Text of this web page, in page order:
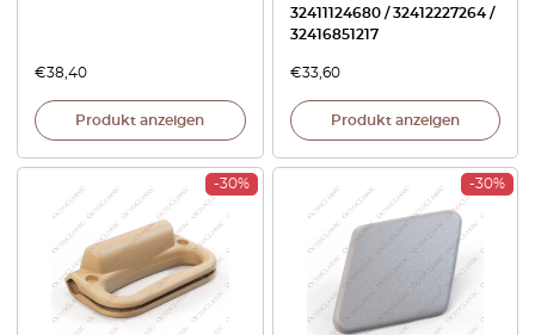
€38,40
Produkt anzeigen
32411124680 / 32412227264 /
32416851217
€33,60
Produkt anzeigen
-30% -30%